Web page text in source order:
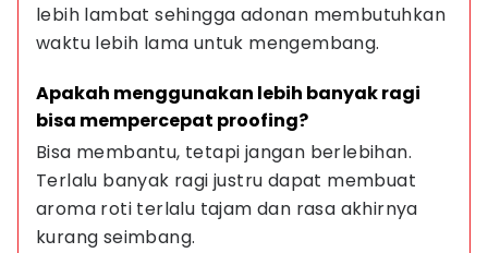
lebih lambat sehingga adonan membutuhkan
waktu lebih lama untuk mengembang.
Apakah menggunakan lebih banyak ragi
bisa mempercepat proofing?
Bisa membantu, tetapi jangan berlebihan.
Terlalu banyak ragi justru dapat membuat
aroma roti terlalu tajam dan rasa akhirnya
kurang seimbang.